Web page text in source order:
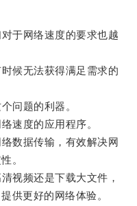
于网络速度的要求也越
候无法获得满足需求的
问题的利器。
度的应用程序。
数据传输，有效解决网
。
频还是下载大文件，
供更好的网络体验。